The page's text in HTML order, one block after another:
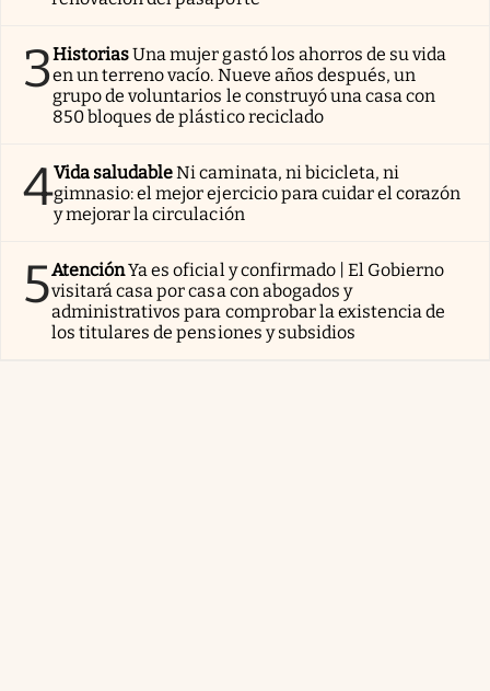
3HistoriasUna mujer gastó los ahorros de su vida
en un terreno vacío. Nueve años después, un
grupo de voluntarios le construyó una casa con
850 bloques de plástico reciclado
4Vida saludableNi caminata, ni bicicleta, ni
gimnasio: el mejor ejercicio para cuidar el corazón
y mejorar la circulación
5AtenciónYa es oficial y confirmado | El Gobierno
visitará casa por casa con abogados y
administrativos para comprobar la existencia de
los titulares de pensiones y subsidios